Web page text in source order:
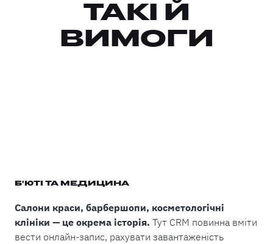
ТАКІ Й
ВИМОГИ
Б'ЮТІ ТА МЕДИЦИНА
Салони краси, барбершопи, косметологічні
клініки — це окрема історія. Тут CRM повинна вміти
вести онлайн-запис, рахувати завантаженість